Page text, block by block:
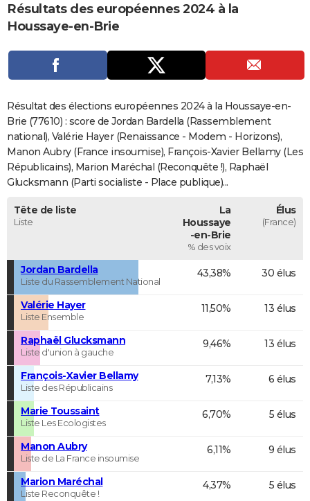
Carte de Noël
Carte Bonne année
Carte Saint-Valentin
Carte Pâques
Carte d'anniversaire
COPAINS D'AVANT
AVIS DE DÉCÈS
FORUM
Bricolage
Lifestyle
Culture
Sport
Auto
Television
Voyage
Cinema
Résultats des européennes 2024 à la
Houssaye-en-Brie
Résultat des élections européennes 2024 à la Houssaye-en-
Brie (77610) : score de Jordan Bardella (Rassemblement
national), Valérie Hayer (Renaissance - Modem - Horizons),
Manon Aubry (France insoumise), François-Xavier Bellamy (Les
Républicains), Marion Maréchal (Reconquête !), Raphaël
Glucksmann (Parti socialiste - Place publique)...
Tête de liste
Liste
La
Houssaye
-en-Brie
% des voix
Élus
(France)
Jordan Bardella
Liste du Rassemblement National
43,38% 30 élus
Valérie Hayer
Liste Ensemble
11,50% 13 élus
Raphaël Glucksmann
Liste d'union à gauche
9,46% 13 élus
François-Xavier Bellamy
Liste des Républicains
7,13% 6 élus
Marie Toussaint
Liste Les Ecologistes
6,70% 5 élus
Manon Aubry
Liste de La France insoumise
6,11% 9 élus
Marion Maréchal
Liste Reconquête !
4,37% 5 élus